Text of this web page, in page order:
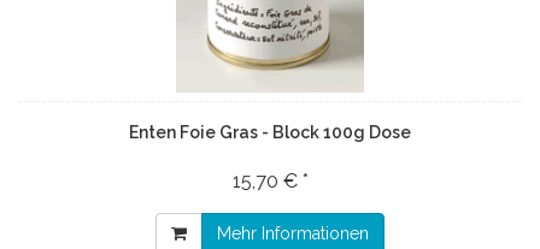
Enten Foie Gras - Block 100g Dose
15,70 € *
Mehr Informationen